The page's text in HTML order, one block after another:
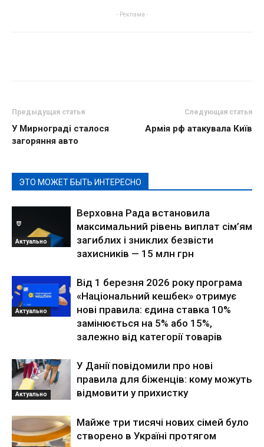
- Реклама -
Предыдущая статья
У Мирнограді сталося
загоряння авто
Следующая статья
Армія рф атакувала Київ
ЭТО МОЖЕТ БЫТЬ ИНТЕРЕСНО
Актуально
Верховна Рада встановила
максимальний рівень виплат сім’ям
загиблих і зниклих безвісти
захисників — 15 млн грн
Актуально
Від 1 березня 2026 року програма
«Національний кешбек» отримує
нові правила: єдина ставка 10%
замінюється на 5% або 15%,
залежно від категорії товарів
Актуально
У Данії повідомили про нові
правила для біженців: кому можуть
відмовити у прихистку
Майже три тисячі нових сімей було
створено в Україні протягом